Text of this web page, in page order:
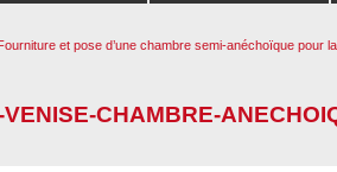
et pose d’une chambre semi-anéchoïque pour
CHAMBRE-